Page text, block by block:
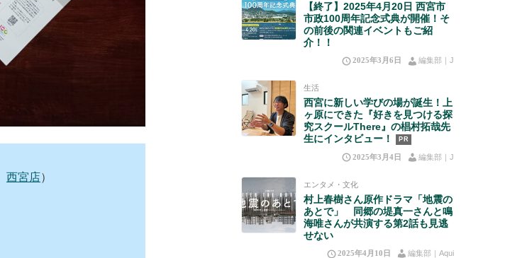
、西宮店）
【終了】2025年4月20日 西宮市
市政100周年記念式典が開催！そ
の前後の関連イベントもご紹
介！！
2025年3月6日 編集部｜J
生活
西宮に新しい学びの場が誕生！上
ヶ原にできた『好きを見つける探
究スクールThere』の椙村拓哉先
生にインタビュー！
PR
2025年3月4日 編集部｜J
エンタメ・文化
村上春樹さん原作ドラマ「地震の
あとで」 同郷の堤真一さんと鳴
海唯さんが共演する第2話も見逃
せない
2025年4月10日 編集部｜Aqui